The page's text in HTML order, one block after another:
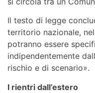
Il testo di legge
territorio nazionale,
potranno essere
indipendentemente
rischio e di scenario».
I rientri dall’estero